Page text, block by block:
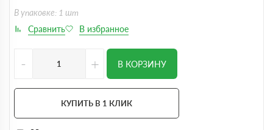
В упаковке: 1 шт
- + В КОРЗИНУ
КУПИТЬ В 1 КЛИК